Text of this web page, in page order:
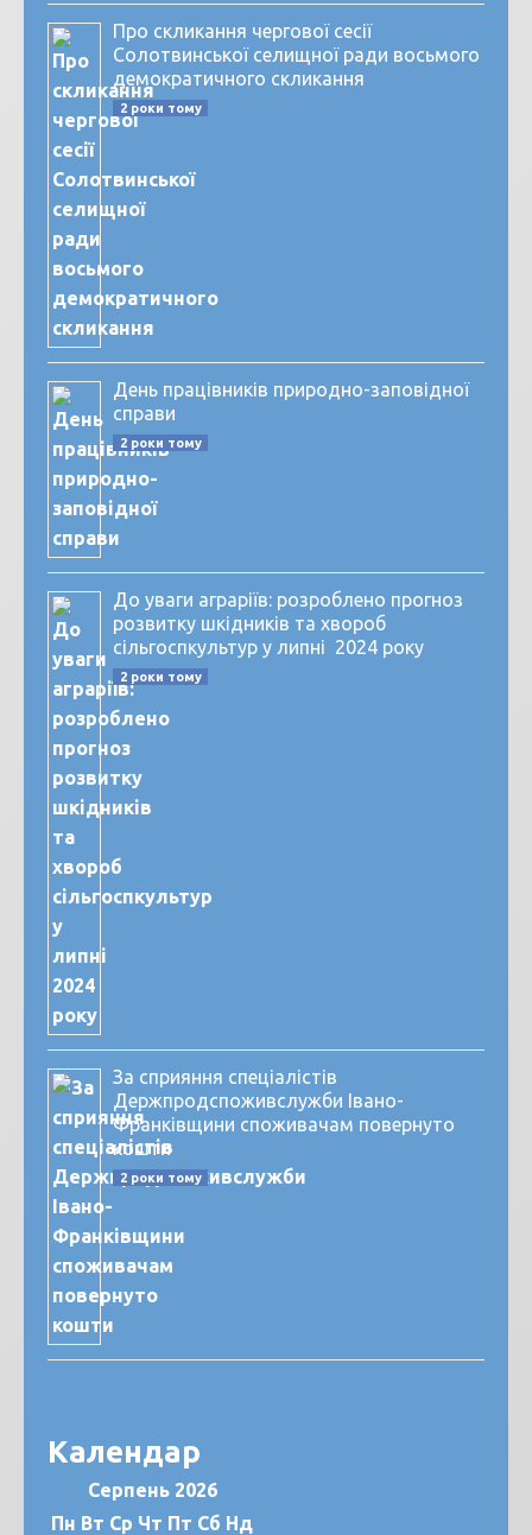
Про скликання чергової сесії
Солотвинської селищної ради восьмого
демократичного скликання
2 роки тому
День працівників природно-заповідної
справи
2 роки тому
До уваги аграріїв: розроблено прогноз
розвитку шкідників та хвороб
сільгоспкультур у липні 2024 року
2 роки тому
За сприяння спеціалістів
Держпродспоживслужби Івано-
Франківщини споживачам повернуто
кошти
2 роки тому
Календар
Серпень 2026
Пн Вт Ср Чт Пт Сб Нд